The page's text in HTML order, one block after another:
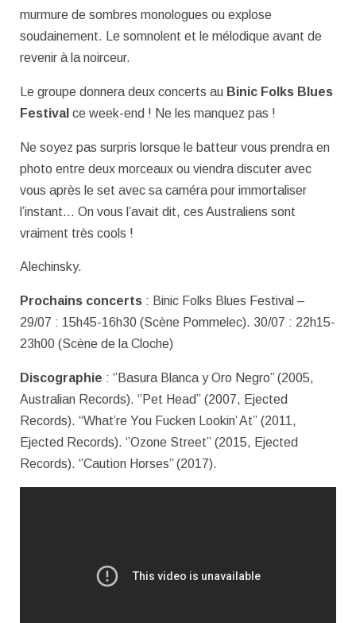
murmure de sombres monologues ou explose
soudainement. Le somnolent et le mélodique avant de
revenir à la noirceur.
Le groupe donnera deux concerts au Binic Folks Blues
Festival ce week-end ! Ne les manquez pas !
Ne soyez pas surpris lorsque le batteur vous prendra en
photo entre deux morceaux ou viendra discuter avec
vous après le set avec sa caméra pour immortaliser
l’instant… On vous l’avait dit, ces Australiens sont
vraiment très cools !
Alechinsky.
Prochains concerts : Binic Folks Blues Festival –
29/07 : 15h45-16h30 (Scène Pommelec). 30/07 : 22h15-
23h00 (Scène de la Cloche)
Discographie : ‘’Basura Blanca y Oro Negro’’ (2005,
Australian Records). ‘’Pet Head” (2007, Ejected
Records). “What’re You Fucken Lookin’ At” (2011,
Ejected Records). ‘’Ozone Street” (2015, Ejected
Records). ‘’Caution Horses’’ (2017).